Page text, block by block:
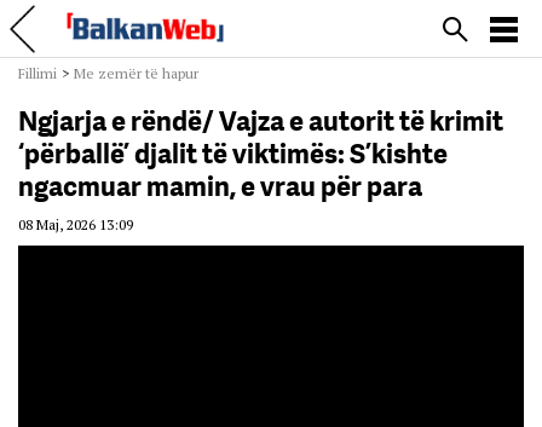
Fillimi > Me zemër të hapur
Ngjarja e rëndë/ Vajza e autorit të krimit
‘përballë’ djalit të viktimës: S’kishte
ngacmuar mamin, e vrau për para
08 Maj, 2026 13:09